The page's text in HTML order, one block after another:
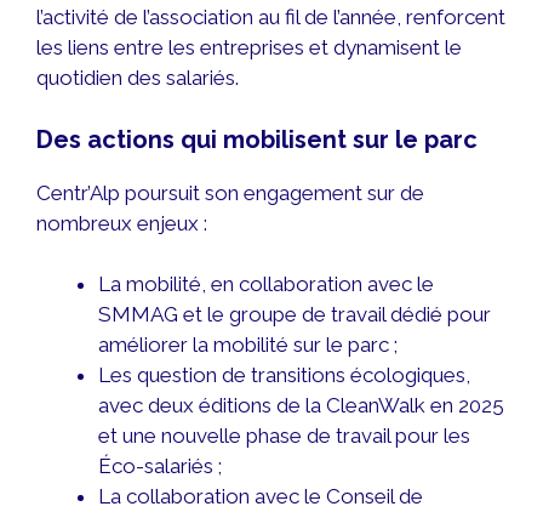
l’activité de l’association au fil de l’année, renforcent
les liens entre les entreprises et dynamisent le
quotidien des salariés.
Des actions qui mobilisent sur le parc
Centr’Alp poursuit son engagement sur de
nombreux enjeux :
La mobilité, en collaboration avec le
SMMAG et le groupe de travail dédié pour
améliorer la mobilité sur le parc ;
Les question de transitions écologiques,
avec deux éditions de la CleanWalk en 2025
et une nouvelle phase de travail pour les
Éco-salariés ;
La collaboration avec le Conseil de